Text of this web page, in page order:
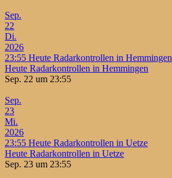
Sep.
22
Di.
2026
23:55 Heute Radarkontrollen in Hemmingen
Heute Radarkontrollen in Hemmingen
Sep. 22 um 23:55
Sep.
23
Mi.
2026
23:55 Heute Radarkontrollen in Uetze
Heute Radarkontrollen in Uetze
Sep. 23 um 23:55